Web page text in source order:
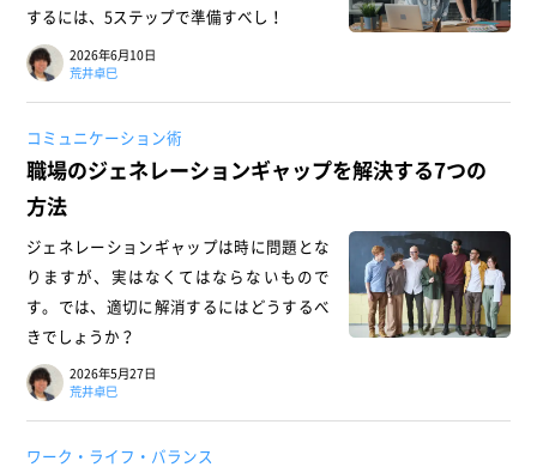
するには、5ステップで準備すべし！
2026年6月10日
荒井卓巳
コミュニケーション術
職場のジェネレーションギャップを解決する7つの
方法
ジェネレーションギャップは時に問題とな
りますが、実はなくてはならないもので
す。では、適切に解消するにはどうするべ
きでしょうか？
2026年5月27日
荒井卓巳
ワーク・ライフ・バランス